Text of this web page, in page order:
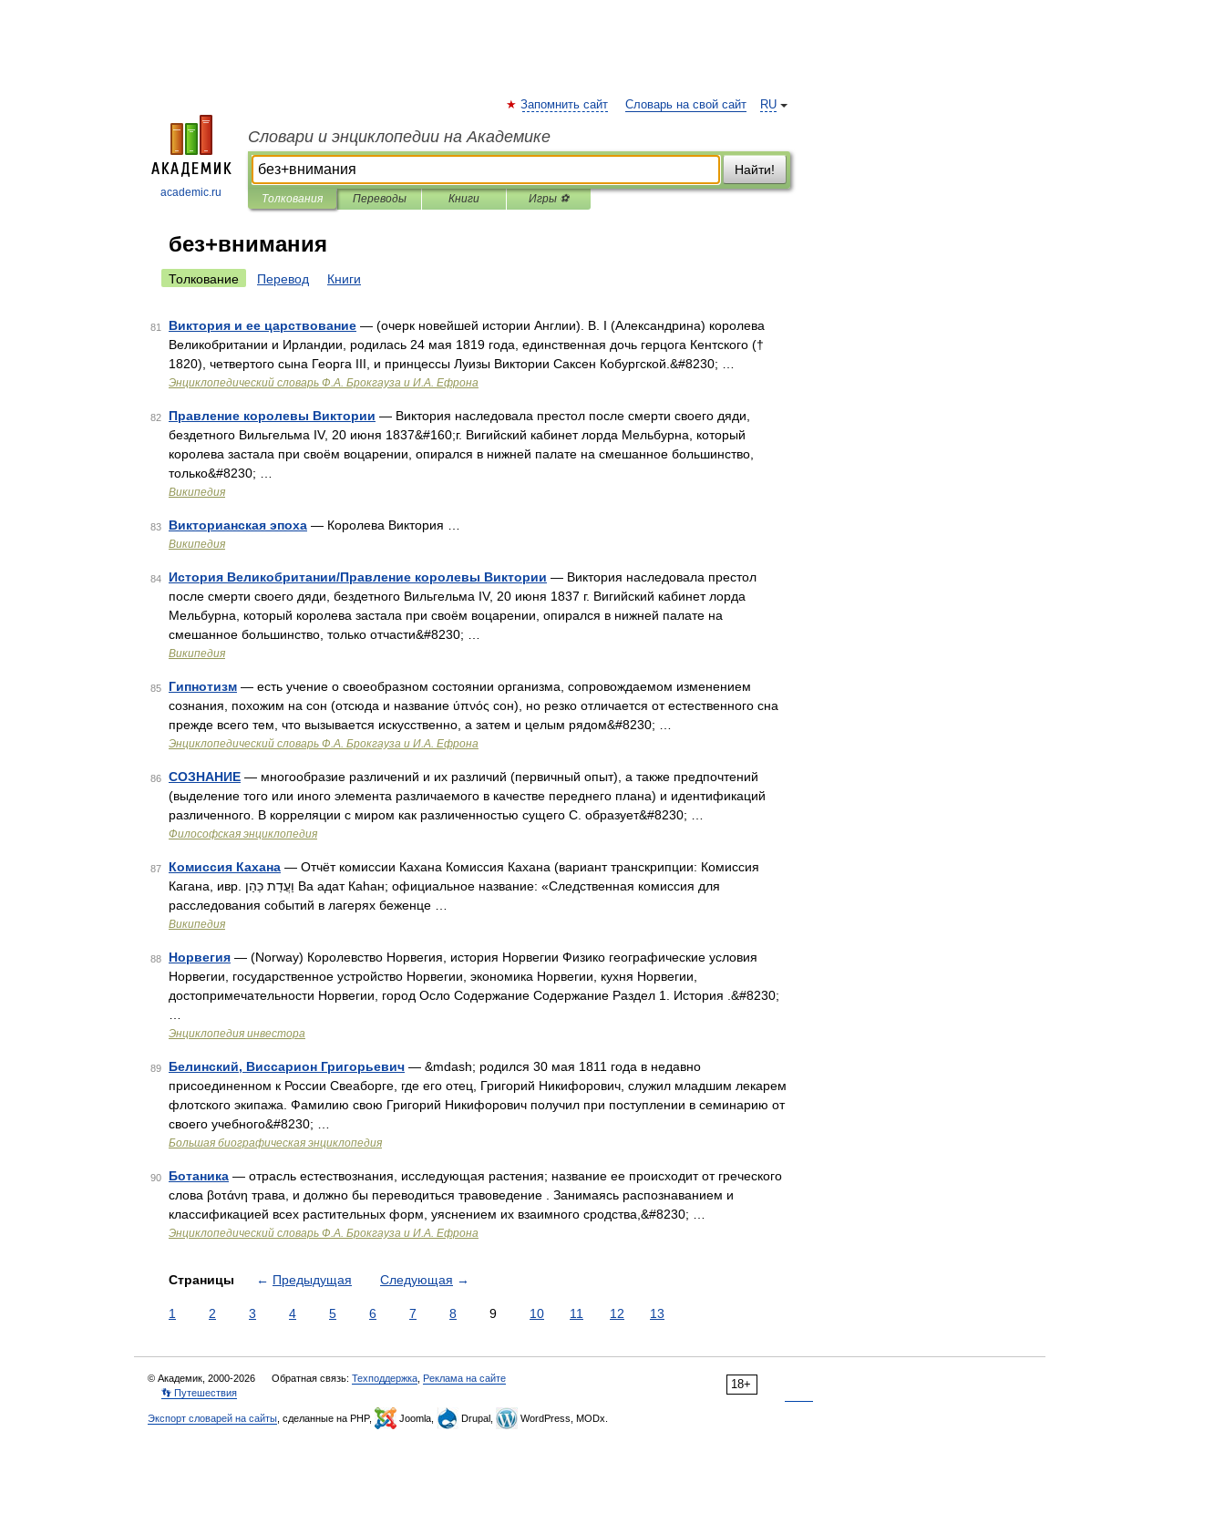
academic.ru
RU
Запомнить сайт Словарь на свой сайт
Словари и энциклопедии на Академике
Найти!
Толкования Переводы Книги Игры ⚽
без+внимания
Толкование Перевод Книги
81 Виктория и ее царствование — (очерк новейшей истории Англии). В. I (Александрина) королева
Великобритании и Ирландии, родилась 24 мая 1819 года, единственная дочь герцога Кентского (†
1820), четвертого сына Георга III, и принцессы Луизы Виктории Саксен Кобургской.&#8230; …
Энциклопедический словарь Ф.А. Брокгауза и И.А. Ефрона
82 Правление королевы Виктории — Виктория наследовала престол после смерти своего дяди,
бездетного Вильгельма IV, 20 июня 1837&#160;г. Вигийский кабинет лорда Мельбурна, который
королева застала при своём воцарении, опирался в нижней палате на смешанное большинство,
только&#8230; …
Википедия
83 Викторианская эпоха — Королева Виктория …
Википедия
84 История Великобритании/Правление королевы Виктории — Виктория наследовала престол
после смерти своего дяди, бездетного Вильгельма IV, 20 июня 1837 г. Вигийский кабинет лорда
Мельбурна, который королева застала при своём воцарении, опирался в нижней палате на
смешанное большинство, только отчасти&#8230; …
Википедия
85 Гипнотизм — есть учение о своеобразном состоянии организма, сопровождаемом изменением
сознания, похожим на сон (отсюда и название ύπνός сон), но резко отличается от естественного сна
прежде всего тем, что вызывается искусственно, а затем и целым рядом&#8230; …
Энциклопедический словарь Ф.А. Брокгауза и И.А. Ефрона
86 СОЗНАНИЕ — многообразие различений и их различий (первичный опыт), а также предпочтений
(выделение того или иного элемента различаемого в качестве переднего плана) и идентификаций
различенного. В корреляции с миром как различенностью сущего С. образует&#8230; …
Философская энциклопедия
87 Комиссия Кахана — Отчёт комиссии Кахана Комиссия Кахана (вариант транскрипции: Комиссия
Кагана, ивр. וַעֲדַת כַּהַן Ва адат Каһан‎; официальное название: «Следственная комиссия для
расследования событий в лагерях беженце …
Википедия
88 Норвегия — (Norway) Королевство Норвегия, история Норвегии Физико географические условия
Норвегии, государственное устройство Норвегии, экономика Норвегии, кухня Норвегии,
достопримечательности Норвегии, город Осло Содержание Содержание Раздел 1. История .&#8230;
Энциклопедия инвестора
89 Белинский, Виссарион Григорьевич — &mdash; родился 30 мая 1811 года в недавно
присоединенном к России Свеаборге, где его отец, Григорий Никифорович, служил младшим лекарем
флотского экипажа. Фамилию свою Григорий Никифорович получил при поступлении в семинарию от
своего учебного&#8230; …
Большая биографическая энциклопедия
90 Ботаника — отрасль естествознания, исследующая растения; название ее происходит от греческого
слова βοτάνη трава, и должно бы переводиться травоведение . Занимаясь распознаванием и
классификацией всех растительных форм, уяснением их взаимного сродства,&#8230; …
Энциклопедический словарь Ф.А. Брокгауза и И.А. Ефрона
Страницы ← Предыдущая Следующая →
1 2 3 4 5 6 7 8 9 10 11 12 13
18+
© Академик, 2000-2026 Обратная связь: Техподдержка Реклама на сайте
👣 Путешествия
Экспорт словарей на сайты , сделанные на PHP, Joomla, Drupal, WordPress, MODx.